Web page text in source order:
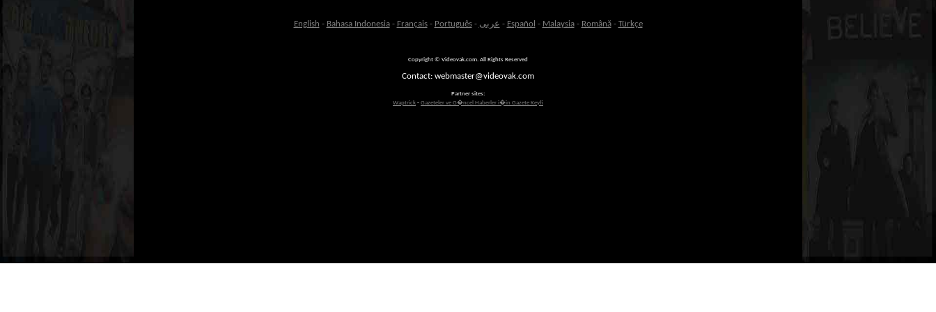
English - Bahasa Indonesia- Français- Português- عربى - Español - Malaysia- Română- Türkçe
Copyright © Videovak.com. All Rights Reserved
Contact: webmaster@videovak.com
Partner sites:
Waptrick - Gazeteler ve G�ncel Haberler i�in Gazete Keyfi